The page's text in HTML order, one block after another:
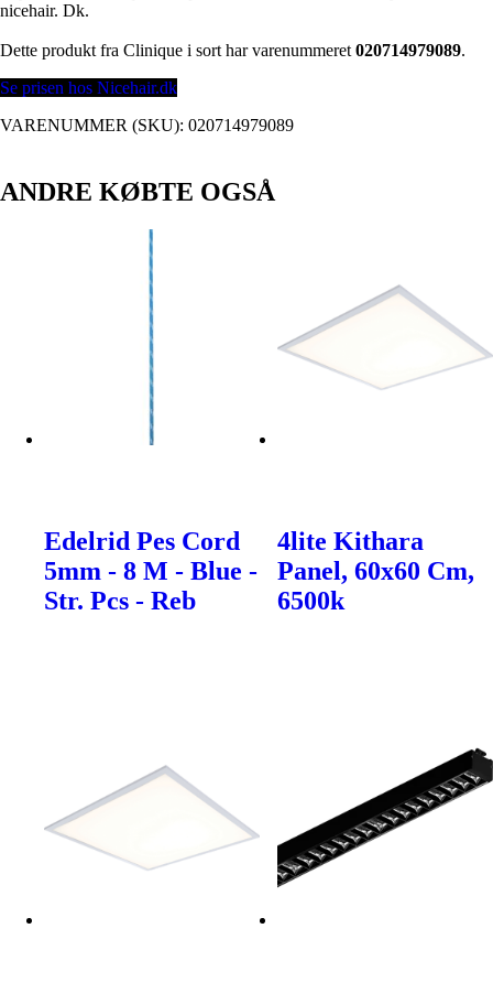
nicehair. Dk.
Dette produkt fra Clinique i sort har varenummeret 020714979089.
Se prisen hos Nicehair.dk
VARENUMMER (SKU): 020714979089
ANDRE KØBTE OGSÅ
Edelrid Pes Cord
5mm - 8 M - Blue -
Str. Pcs - Reb
4lite Kithara
Panel, 60x60 Cm,
6500k